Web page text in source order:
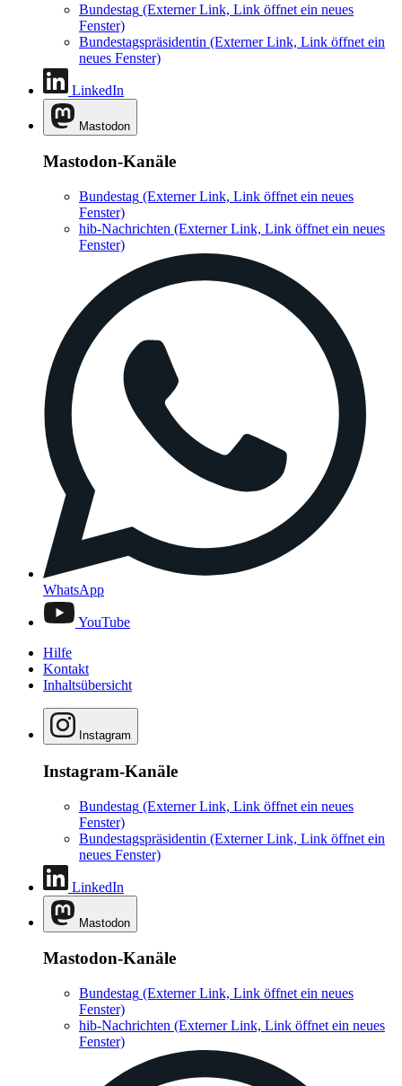
Bundestag (Externer Link, Link öffnet ein neues
Fenster)
Bundestagspräsidentin (Externer Link, Link öffnet ein
neues Fenster)
LinkedIn
Mastodon
Mastodon-Kanäle
Bundestag (Externer Link, Link öffnet ein neues
Fenster)
hib-Nachrichten (Externer Link, Link öffnet ein neues
Fenster)
WhatsApp
YouTube
Hilfe
Kontakt
Inhaltsübersicht
Instagram
Instagram-Kanäle
Bundestag (Externer Link, Link öffnet ein neues
Fenster)
Bundestagspräsidentin (Externer Link, Link öffnet ein
neues Fenster)
LinkedIn
Mastodon
Mastodon-Kanäle
Bundestag (Externer Link, Link öffnet ein neues
Fenster)
hib-Nachrichten (Externer Link, Link öffnet ein neues
Fenster)